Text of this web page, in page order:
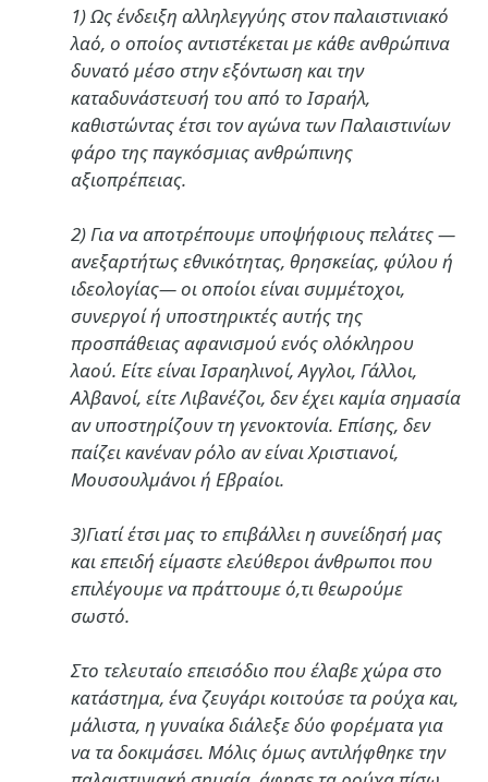
1) Ως ένδειξη αλληλεγγύης στον παλαιστινιακό
λαό, ο οποίος αντιστέκεται με κάθε ανθρώπινα
δυνατό μέσο στην εξόντωση και την
καταδυνάστευσή του από το Ισραήλ,
καθιστώντας έτσι τον αγώνα των Παλαιστινίων
φάρο της παγκόσμιας ανθρώπινης
αξιοπρέπειας.
2) Για να αποτρέπουμε υποψήφιους πελάτες —
ανεξαρτήτως εθνικότητας, θρησκείας, φύλου ή
ιδεολογίας— οι οποίοι είναι συμμέτοχοι,
συνεργοί ή υποστηρικτές αυτής της
προσπάθειας αφανισμού ενός ολόκληρου
λαού. Είτε είναι Ισραηλινοί, Αγγλοι, Γάλλοι,
Αλβανοί, είτε Λιβανέζοι, δεν έχει καμία σημασία
αν υποστηρίζουν τη γενοκτονία. Επίσης, δεν
παίζει κανέναν ρόλο αν είναι Χριστιανοί,
Μουσουλμάνοι ή Εβραίοι.
3)Γιατί έτσι μας το επιβάλλει η συνείδησή μας
και επειδή είμαστε ελεύθεροι άνθρωποι που
επιλέγουμε να πράττουμε ό,τι θεωρούμε
σωστό.
Στο τελευταίο επεισόδιο που έλαβε χώρα στο
κατάστημα, ένα ζευγάρι κοιτούσε τα ρούχα και,
μάλιστα, η γυναίκα διάλεξε δύο φορέματα για
να τα δοκιμάσει. Μόλις όμως αντιλήφθηκε την